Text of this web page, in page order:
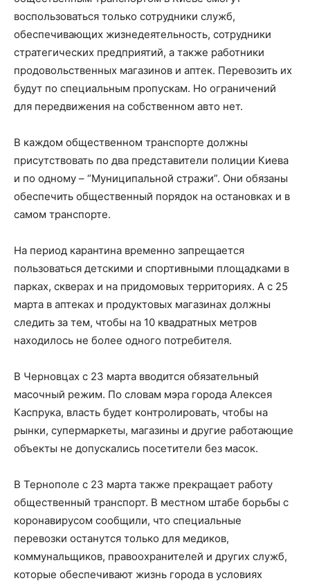
воспользоваться только сотрудники служб,
обеспечивающих жизнедеятельность, сотрудники
стратегических предприятий, а также работники
продовольственных магазинов и аптек. Перевозить их
будут по специальным пропускам. Но ограничений
для передвижения на собственном авто нет.
В каждом общественном транспорте должны
присутствовать по два представители полиции Киева
и по одному – “Муниципальной стражи”. Они обязаны
обеспечить общественный порядок на остановках и в
самом транспорте.
На период карантина временно запрещается
пользоваться детскими и спортивными площадками в
парках, скверах и на придомовых территориях. А с 25
марта в аптеках и продуктовых магазинах должны
следить за тем, чтобы на 10 квадратных метров
находилось не более одного потребителя.
В Черновцах с 23 марта вводится обязательный
масочный режим. По словам мэра города Алексея
Каспрука, власть будет контролировать, чтобы на
рынки, супермаркеты, магазины и другие работающие
объекты не допускались посетители без масок.
В Тернополе с 23 марта также прекращает работу
общественный транспорт. В местном штабе борьбы с
коронавирусом сообщили, что специальные
перевозки останутся только для медиков,
коммунальщиков, правоохранителей и других служб,
которые обеспечивают жизнь города в условиях